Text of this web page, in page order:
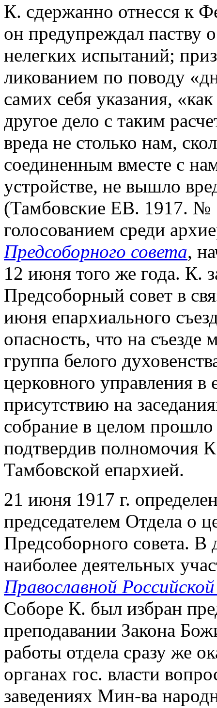
К. сдержанно отнесся к
он предупреждал паству
нелегких испытаний;
ликованием по поводу
самих себя указания,
другое дело с таким
вреда не столько нам,
соединенным вместе с
устройстве, не вышло
(Тамбовские ЕВ. 1917. №
голосованием среди
Предсоборного совета,
12 июня того же года. К.
Предсоборный совет в
июня епархиального
опасность, что на
группа белого
церковного управления в
присутствию на
собрание в целом
подтвердив полномочия
Тамбовской епархией.
21 июня 1917 г.
председателем Отдела о
Предсоборного совета.
наиболее деятельных
Православной
Соборе К. был избран
преподавании Закона
работы отдела сразу же
органах гос. власти
заведениях Мин-ва